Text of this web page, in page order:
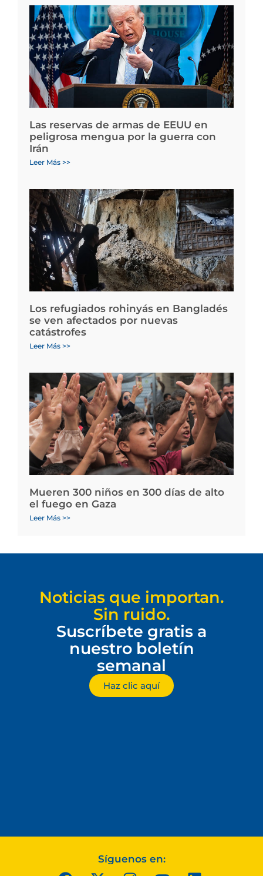
Las reservas de armas de EEUU en
peligrosa mengua por la guerra con
Irán
Leer Más >>
Los refugiados rohinyás en Bangladés
se ven afectados por nuevas
catástrofes
Leer Más >>
Mueren 300 niños en 300 días de alto
el fuego en Gaza
Leer Más >>
Noticias que importan.
Sin ruido.
Suscríbete gratis a
nuestro boletín
semanal
Haz clic aquí
Síguenos en: